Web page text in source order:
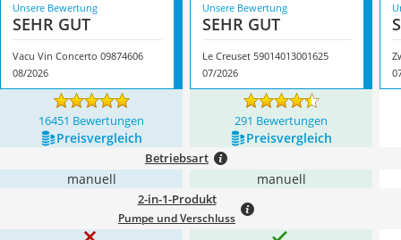
Unsere Bewertung
SEHR GUT
Vacu Vin Concerto 09874606
08/2026
Unsere Bewertung
SEHR GUT
Le Creuset 59014013001625
07/2026
16451 Bewertungen 291 Bewertungen
Preis­vergleich Preis­vergleich
Betriebsart
manuell manuell
2-in-1-Produkt
Pumpe und Verschluss